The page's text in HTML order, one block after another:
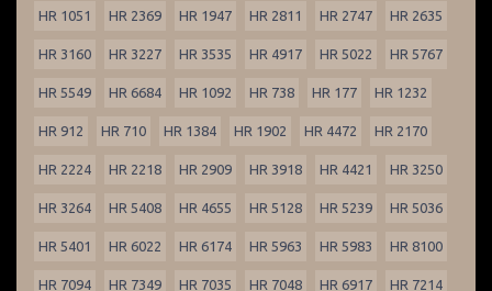
HR 1051 HR 2369 HR 1947 HR 2811 HR 2747 HR 2635
HR 3160 HR 3227 HR 3535 HR 4917 HR 5022 HR 5767
HR 5549 HR 6684 HR 1092 HR 738 HR 177 HR 1232
HR 912 HR 710 HR 1384 HR 1902 HR 4472 HR 2170
HR 2224 HR 2218 HR 2909 HR 3918 HR 4421 HR 3250
HR 3264 HR 5408 HR 4655 HR 5128 HR 5239 HR 5036
HR 5401 HR 6022 HR 6174 HR 5963 HR 5983 HR 8100
HR 7094 HR 7349 HR 7035 HR 7048 HR 6917 HR 7214